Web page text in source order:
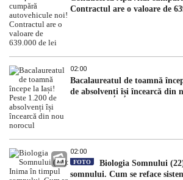
Contractul are o valoare de
02:00
Bacalaureatul de toamnă
de absolvenți își încearcă din
02:00
FOTO
Biologia Somnului
somnului. Cum se reface